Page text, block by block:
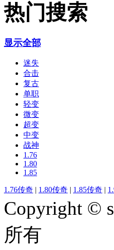
热门搜索
显示全部
迷失
合击
复古
单职
轻变
微变
超变
中变
战神
1.76
1.80
1.85
1.76传奇 | 1.80传奇 | 1.85传奇 |
Copyright ©
所有